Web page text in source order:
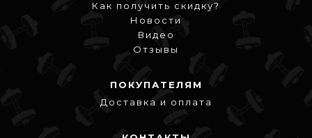
Как получить скидку?
Новости
Видео
Отзывы
ПОКУПАТЕЛЯМ
Доставка и оплата